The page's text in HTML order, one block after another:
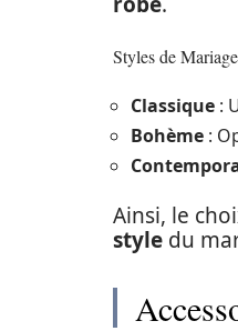
Styles de
Classique :
Bohème :
Ainsi, le
style du